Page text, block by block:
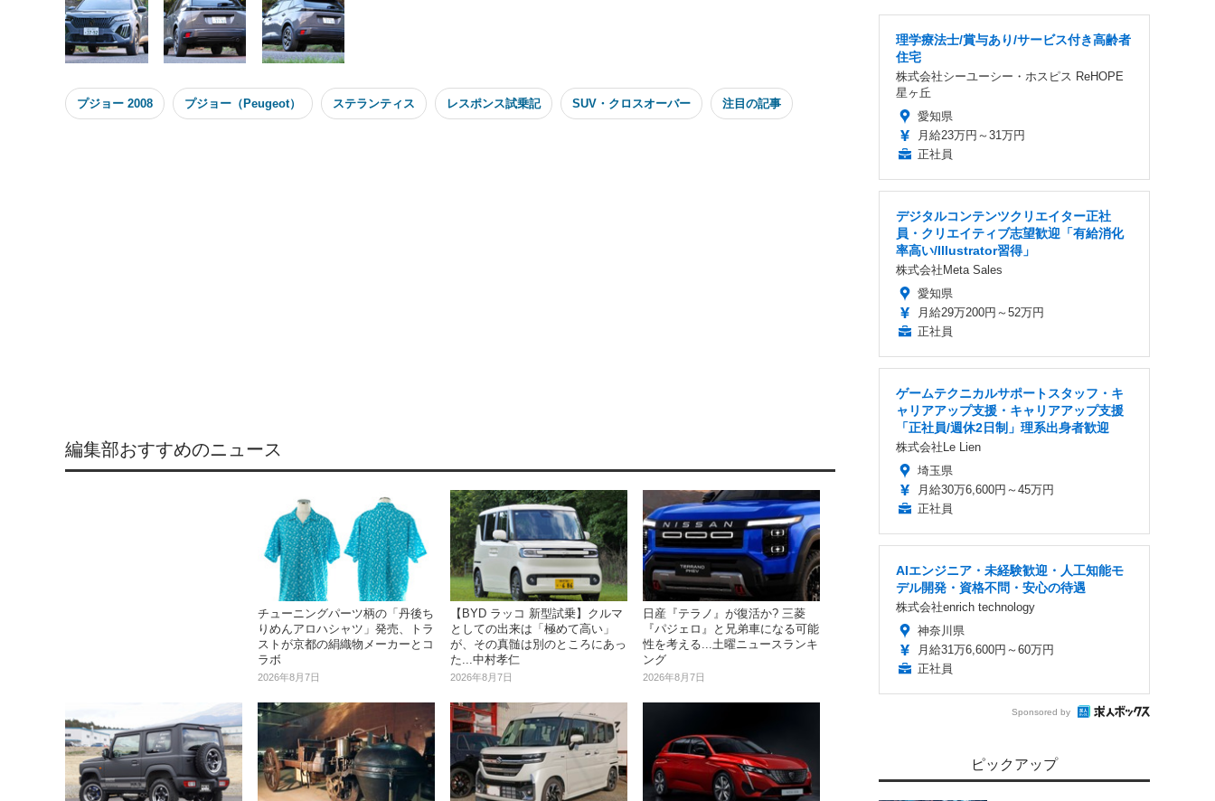
プジョー 2008 プジョー（Peugeot） ステランティス レスポンス試乗記 SUV・クロスオーバー 注目の記事
編集部おすすめのニュース
チューニングパーツ柄の「丹後ち
りめんアロハシャツ」発売、トラ
ストが京都の絹織物メーカーとコ
ラボ
2026年8月7日
【BYD ラッコ 新型試乗】クルマ
としての出来は「極めて高い」
が、その真髄は別のところにあっ
た...中村孝仁
2026年8月7日
日産『テラノ』が復活か? 三菱
『パジェロ』と兄弟車になる可能
性を考える...土曜ニュースランキ
ング
2026年8月7日
理学療法士/賞与あり/サービス付き高齢者
住宅
株式会社シーユーシー・ホスピス ReHOPE
星ヶ丘
愛知県
月給23万円～31万円
正社員
デジタルコンテンツクリエイター正社
員・クリエイティブ志望歓迎「有給消化
率高い/Illustrator習得」
株式会社Meta Sales
愛知県
月給29万200円～52万円
正社員
ゲームテクニカルサポートスタッフ・キ
ャリアアップ支援・キャリアアップ支援
「正社員/週休2日制」理系出身者歓迎
株式会社Le Lien
埼玉県
月給30万6,600円～45万円
正社員
AIエンジニア・未経験歓迎・人工知能モ
デル開発・資格不問・安心の待遇
株式会社enrich technology
神奈川県
月給31万6,600円～60万円
正社員
Sponsored by
ピックアップ